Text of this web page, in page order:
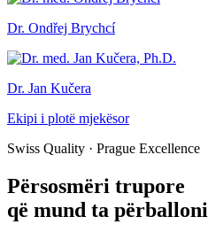
Dr. Ondřej Brychcí
Dr. Jan Kučera
Ekipi i plotë mjekësor
Swiss Quality · Prague Excellence
Përsosmëri trupore
që mund ta përballoni